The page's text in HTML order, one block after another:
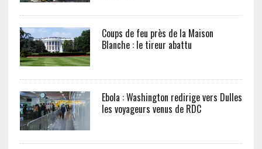
Coups de feu près de la Maison
Blanche : le tireur abattu
Ebola : Washington redirige vers Dulles
les voyageurs venus de RDC